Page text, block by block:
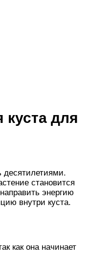
куста для
десятилетиями.
становится
энергию
внутри куста.
как она начинает